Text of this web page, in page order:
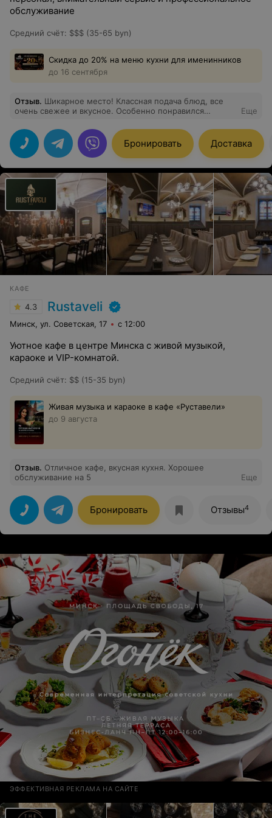
обслуживание
Средний счёт: $$$ (35-65 byn)
Скидка до 20% на меню кухни для именинников
до 16 сентября
Отзыв. Шикарное место! Классная подача блюд, все
очень свежее и вкусное. Особенно понравился
качество полностью их оправдывает. Рекомендую
всем. Вернусь сюда снова .
Еще
Бронировать Доставка
КАФЕ
4.3 Rustaveli
Минск, ул. Советская, 17 с 12:00
Уютное кафе в центре Минска с живой музыкой,
караоке и VIP-комнатой.
Средний счёт: $$ (15-35 byn)
Живая музыка и караоке в кафе «Руставели»
до 9 августа
Отзыв. Отличное кафе, вкусная кухня. Хорошее
обслуживание на 5
Еще
Бронировать Отзывы4
ЭФФЕКТИВНАЯ РЕКЛАМА НА САЙТЕ